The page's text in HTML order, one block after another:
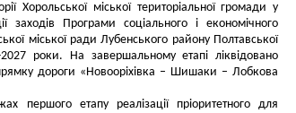
Хорольської міської територіальної громади у
заходів Програми соціального і економічного
міської ради Лубенського району Полтавської
роки. На завершальному етапі ліквідовано
дороги «Новооріхівка – Шишаки – Лобкова
першого етапу реалізації пріоритетного для